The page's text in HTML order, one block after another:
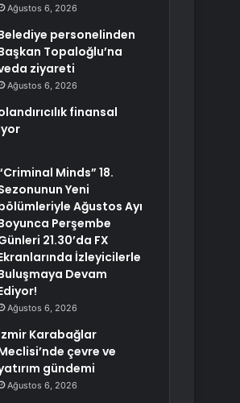
Ağustos 6, 2026
personelinden
Topaloğlu’na
ziyareti
Ağustos 6, 2026
finansal
Minds” 18.
Yeni
Ağustos Ayı
Perşembe
21.30’da FX
İzleyicilerle
Devam
Ağustos 6, 2026
Karabağlar
çevre ve
gündemi
Ağustos 6, 2026